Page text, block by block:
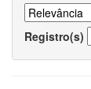
Registro(s)